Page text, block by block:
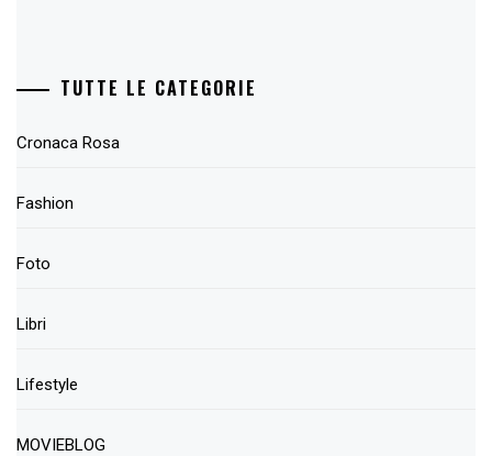
TUTTE LE CATEGORIE
Cronaca Rosa
Fashion
Foto
Libri
Lifestyle
MOVIEBLOG